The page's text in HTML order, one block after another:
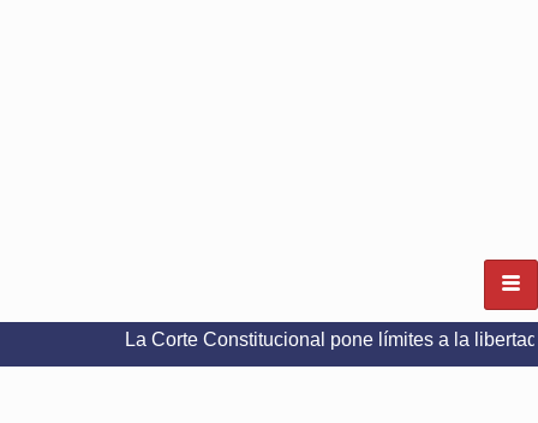
La Corte Constitucional pone límites a la libertad de